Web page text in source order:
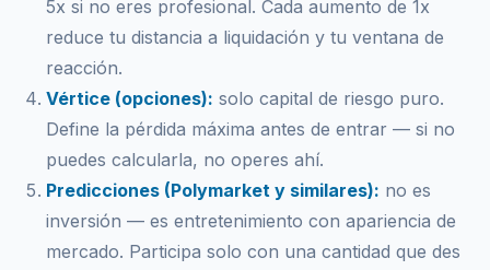
5x si no eres profesional. Cada aumento de 1x
reduce tu distancia a liquidación y tu ventana de
reacción.
Vértice (opciones): solo capital de riesgo puro.
Define la pérdida máxima antes de entrar — si no
puedes calcularla, no operes ahí.
Predicciones (Polymarket y similares): no es
inversión — es entretenimiento con apariencia de
mercado. Participa solo con una cantidad que des